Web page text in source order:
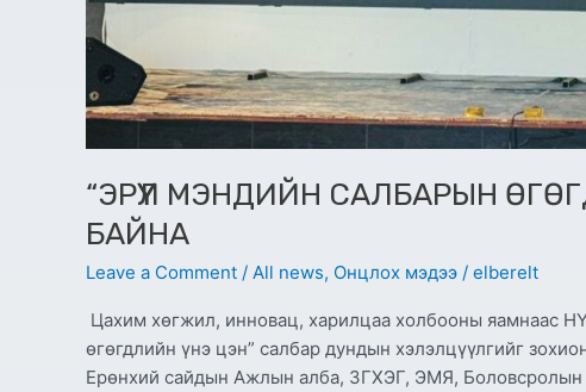
“ЭРҮҮЛ МЭНДИЙН САЛБАРЫН
БАЙНА
Leave a Comment / All news, Онцлох мэдээ / elberelt
Цахим хөгжил, инновац, харилцаа холбооны яамнаас
өгөгдлийн үнэ цэн” салбар дундын хэлэлцүүлгийг
Ерөнхий сайдын Ажлын алба, ЗГХЭГ, ЭМЯ, Боловсролын